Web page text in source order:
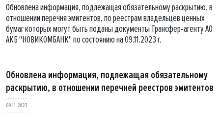
Обновлена информация, подлежащая обязательному раскрытию, в
отношении перечня эмитентов, по реестрам владельцев ценных
бумаг которых могут быть поданы документы Трансфер-агенту АО
АКБ "НОВИКОМБАНК" по состоянию на 09.11.2023 г.
Обновлена информация, подлежащая обязательному
раскрытию, в отношении перечней реестров эмитентов
09.11.2023